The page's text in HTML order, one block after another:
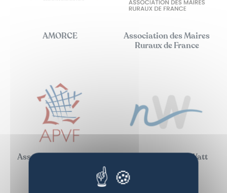
AMORCE
Association des Maires
Ruraux de France
Association des Petites
Association négaWatt